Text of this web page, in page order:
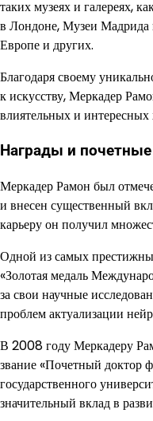
таких музеях и галереях,
в Лондоне, Музеи Мадрида
Европе и других.
Благодаря своему
к искусству, Меркадер
влиятельных и
Награды и
Меркадер Рамон был
и внесен существенный
карьеру он получил
Одной из самых
«Золотая медаль
за свои научные
проблем актуализации
В 2008 году Меркадеру
звание «Почетный доктор
государственного
значительный вклад в